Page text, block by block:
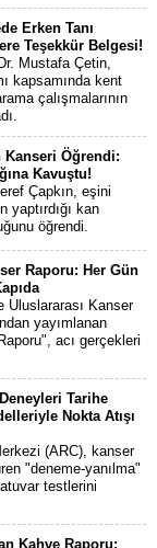
Erken Tanı
Teşekkür Belgesi!
Mustafa Çetin,
kapsamında kent
çalışmalarının
Kanseri Öğrendi:
Kavuştu!
Çapkın, eşini
yaptırdığı kan
öğrendi.
Raporu: Her Gün
Uluslararası Kanser
yayımlanan
acı gerçekleri
Tarihe
Nokta Atışı
(ARC), kanser
"deneme-yanılma"
testlerini
Kahve Raporu: